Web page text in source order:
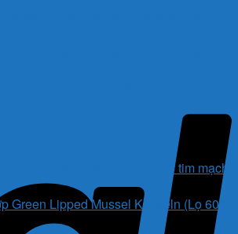
CoQ10 và Vitamin giúp hỗ trợ tim mạch,
Green Lipped Mussel Kapseln (Lọ 60